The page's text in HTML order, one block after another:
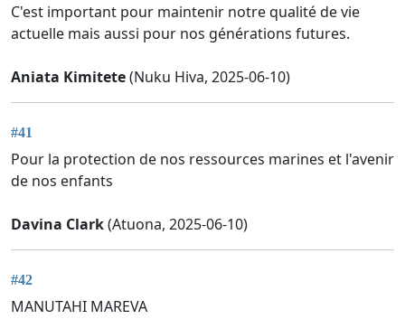
C'est important pour maintenir notre qualité de vie
actuelle mais aussi pour nos générations futures.
Aniata Kimitete(Nuku Hiva, 2025-06-10)
#41
Pour la protection de nos ressources marines et l'avenir
de nos enfants
Davina Clark(Atuona, 2025-06-10)
#42
MANUTAHI MAREVA